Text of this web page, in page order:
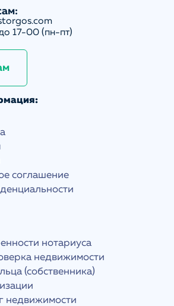
17-00 (пн-пт)
соглашение
нотариуса
недвижимости
(собственника)
недвижимости